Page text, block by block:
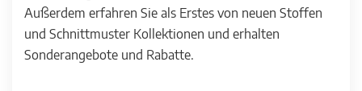
Außerdem erfahren Sie als Erstes von neuen Stoffen
und Schnittmuster Kollektionen und erhalten
Sonderangebote und Rabatte.